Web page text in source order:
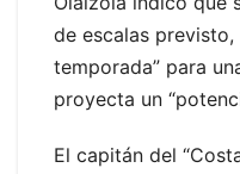
de escalas previsto,
temporada” para
proyecta un
El capitán del